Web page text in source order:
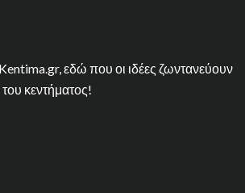
εδώ που οι ιδέες ζωντανεύουν
κεντήματος!